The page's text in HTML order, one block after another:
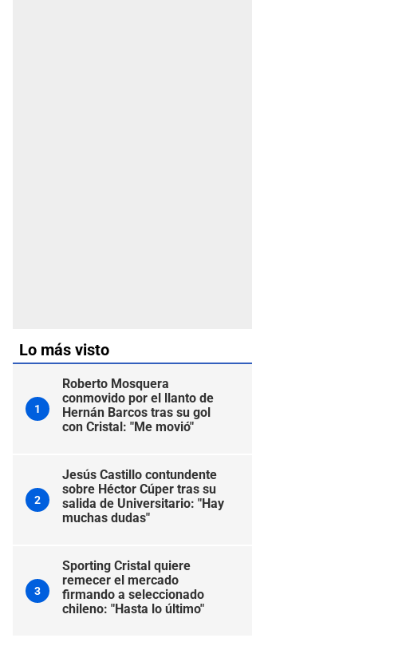
Lo más visto
1
Roberto Mosquera
conmovido por el llanto de
Hernán Barcos tras su gol
con Cristal: "Me movió"
2
Jesús Castillo contundente
sobre Héctor Cúper tras su
salida de Universitario: "Hay
muchas dudas"
3
Sporting Cristal quiere
remecer el mercado
firmando a seleccionado
chileno: "Hasta lo último"